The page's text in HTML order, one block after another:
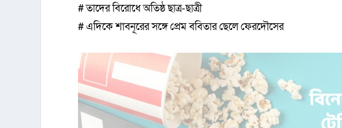
# তাদের বিরোধে অতিষ্ঠ ছাত্র-ছাত্রী
# এদিকে শাবনূরের সঙ্গে প্রেম ববিতার ছেলে ফেরদৌসের